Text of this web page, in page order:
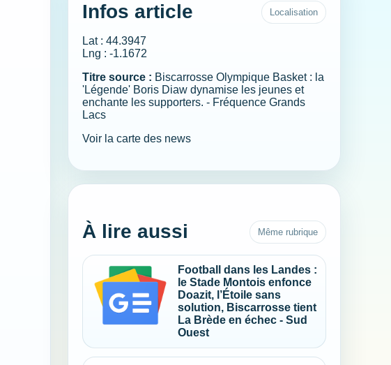
Infos article Localisation
Lat : 44.3947
Lng : -1.1672
Titre source : Biscarrosse Olympique Basket : la
'Légende' Boris Diaw dynamise les jeunes et
enchante les supporters. - Fréquence Grands
Lacs
Voir la carte des news
À lire aussi Même rubrique
Football dans les Landes :
le Stade Montois enfonce
Doazit, l’Étoile sans
solution, Biscarrosse tient
La Brède en échec - Sud
Ouest